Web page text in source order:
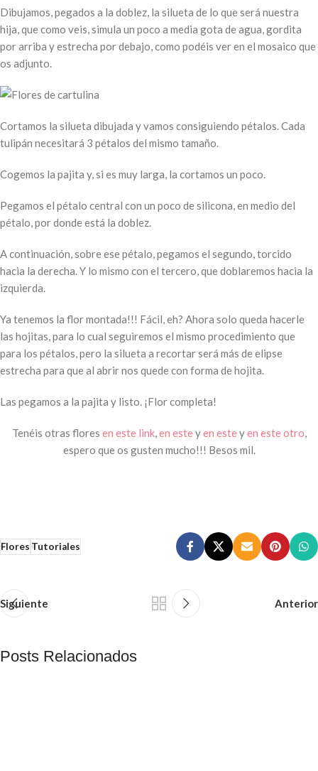
Dibujamos, pegados a la doblez, la silueta de lo que será nuestra
hija, que como veis, simula un poco a media gota de agua, gordita
por arriba y estrecha por debajo, como podéis ver en el mosaico que
os adjunto.
Cortamos la silueta dibujada y vamos consiguiendo pétalos. Cada
tulipán necesitará 3 pétalos del mismo tamaño.
Cogemos la pajita y, si es muy larga, la cortamos un poco.
Pegamos el pétalo central con un poco de silicona, en medio del
pétalo, por donde está la doblez.
A continuación, sobre ese pétalo, pegamos el segundo, torcido
hacia la derecha. Y lo mismo con el tercero, que doblaremos hacia la
izquierda.
Ya tenemos la flor montada!!! Fácil, eh? Ahora solo queda hacerle
las hojitas, para lo cual seguiremos el mismo procedimiento que
para los pétalos, pero la silueta a recortar será más de elipse
estrecha para que al abrir nos quede con forma de hojita.
Las pegamos a la pajita y listo. ¡Flor completa!
Tenéis otras flores en este link,en esteyen esteyen este otro,
espero que os gusten mucho!!! Besos mil.
FloresTutoriales
Siguiente Anterior
Posts Relacionados